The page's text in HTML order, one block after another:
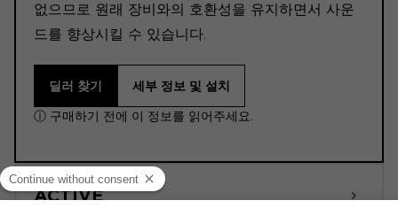
없으므로 원래 장비와의 호환성을 유지하면서 사운
드를 향상시킬 수 있습니다.
딜러 찾기 세부 정보 및 설치
ⓘ 구매하기 전에 이 정보를 읽어주세요.
ACTIVE